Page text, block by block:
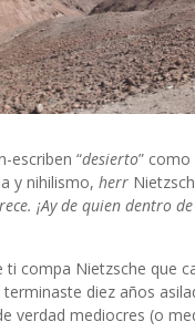
escriben “desierto”
y nihilismo, herr
¡Ay de quien dentro
ti compa Nietzsche que
diez años
verdad mediocres (o